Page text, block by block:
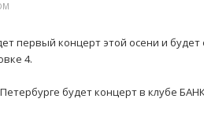
первый концерт этой осени и
4.
будет концерт в клубе